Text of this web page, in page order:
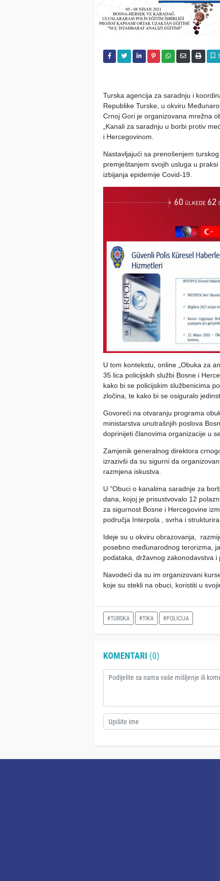
Turska agencija za saradnju i
Republike Turske, u okviru
Crnoj Gori je organizovana mrežna
„Kanali za saradnju u borbi protiv
i Hercegovinom.
Nastavljajući sa prenošenjem
premještanjem svojih usluga u
izbijanja epidemije Covid-19.
U tom kontekstu, online „Obuka za
35 lica policijskih službi Bosne i
kako bi se policijskim službenicima
zločina, te kako bi se osiguralo
Govoreći na otvaranju programa
ministarstva unutrašnjih poslova
doprinijeti članovima organizacije u
Zamjenik generalnog direktora
izrazivši da su sigurni da
razmjena iskustva.
U "Obuci o kanalima saradnje za
dana, kojoj je prisustvovalo 12
za sigurnost Bosne i Hercegovine
područja Interpola , svrha i
Ideje su u okviru obrazovanja,
posebno međunarodnog terorizma,
podataka, državnog zakonodavstva i
Navodeći da su im organizovani
koje su stekli na obuci, koristiti u
#TURSKA #TIKA #POLICIJA
KOMENTARI (0)